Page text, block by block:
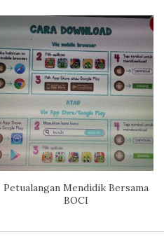
Petualangan Mendidik Bersama
BOCI